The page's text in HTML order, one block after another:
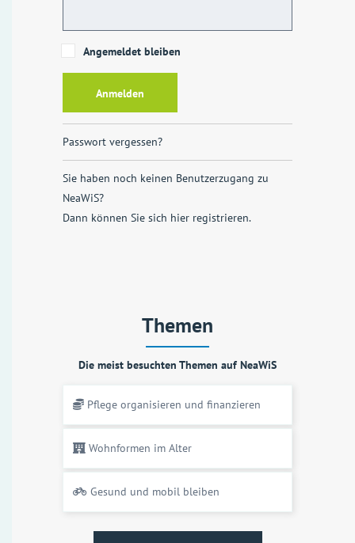
Angemeldet bleiben
Passwort vergessen?
Sie haben noch keinen Benutzerzugang zu
NeaWiS?
Dann können Sie sich hier registrieren.
Themen
Die meist besuchten Themen auf NeaWiS
Pflege organisieren und finanzieren
Wohnformen im Alter
Gesund und mobil bleiben